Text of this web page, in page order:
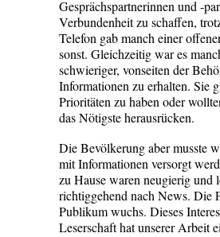
Gesprächspartnerinnen und -
Verbundenheit zu schaffen,
Telefon gab manch einer
sonst. Gleichzeitig war es
schwieriger, vonseiten der
Informationen zu erhalten. Sie
Prioritäten zu haben oder
das Nötigste herausrücken.
Die Bevölkerung aber musste
mit Informationen versorgt
zu Hause waren neugierig und
richtiggehend nach News. Die
Publikum wuchs. Dieses
Leserschaft hat unserer Arbeit